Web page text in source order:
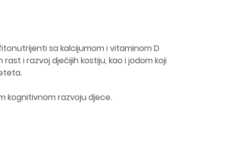
sa kalcijumom i vitaminom D
i razvoj dječijih kostiju, kao i jodom koji
kognitivnom razvoju djece.